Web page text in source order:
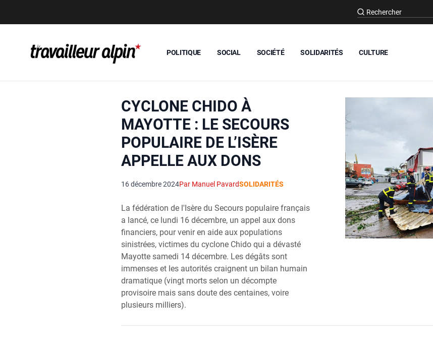
POLITIQUE SOCIAL SOCIÉTÉ SOLIDARITÉS CULTURE
CYCLONE CHIDO À
MAYOTTE : LE SECOURS
POPULAIRE DE L’ISÈRE
APPELLE AUX DONS
16 décembre 2024Par Manuel PavardSOLIDARITÉS
La fédération de l'Isère du Secours populaire français
a lancé, ce lundi 16 décembre, un appel aux dons
financiers, pour venir en aide aux populations
sinistrées, victimes du cyclone Chido qui a dévasté
Mayotte samedi 14 décembre. Les dégâts sont
immenses et les autorités craignent un bilan humain
dramatique (vingt morts selon un décompte
provisoire mais sans doute des centaines, voire
plusieurs milliers).